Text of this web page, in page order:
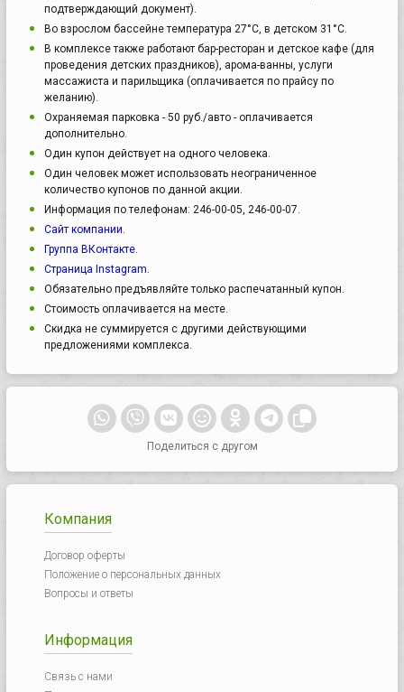
подтверждающий документ).
Во взрослом бассейне температура 27°С, в детском 31°С.
В комплексе также работают бар-ресторан и детское кафе (для
проведения детских праздников), арома-ванны, услуги
массажиста и парильщика (оплачивается по прайсу по
желанию).
Охраняемая парковка - 50 руб./авто - оплачивается
дополнительно.
Один купон действует на одного человека.
Один человек может использовать неограниченное
количество купонов по данной акции.
Информация по телефонам: 246-00-05, 246-00-07.
Сайт компании.
Группа ВКонтакте.
Страница Instagram.
Обязательно предъявляйте только распечатанный купон.
Стоимость оплачивается на месте.
Скидка не суммируется с другими действующими
предложениями комплекса.
Поделиться с другом
Компания
Договор оферты
Положение о персональных данных
Вопросы и ответы
Информация
Связь с нами